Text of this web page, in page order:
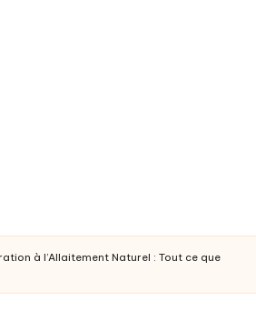
à l’Allaitement Naturel : Tout ce que